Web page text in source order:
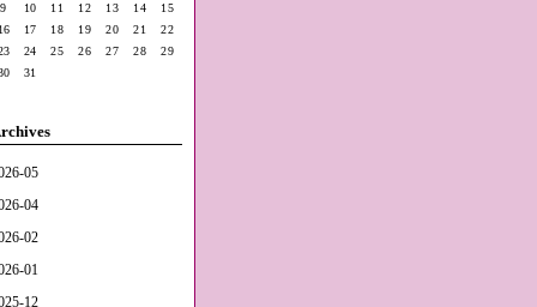
9
10 11 12 13 14
15
16
17 18 19 20 21
22
24 25 26 27 28
29
31
05
04
02
01
12